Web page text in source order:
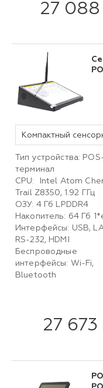
27
Тип устройства:
терминал
CPU: Intel Atom
Trail Z8350, 1.92 ГГц
ОЗУ: 4 Гб LPDDR4
Накопитель: 64 Гб
Интерфейсы: USB,
RS-232, HDMI
Беспроводные
интерфейсы: Wi-Fi,
Bluetooth
27 673